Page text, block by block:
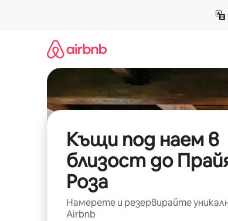
Къщи под наем в
близост до
Роза
Намерете и резервирайте
Airbnb